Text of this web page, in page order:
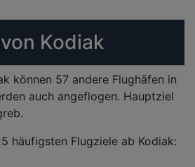
Kodiak
können 57 andere Flughäfen in
auch angeflogen. Hauptziel
häufigsten Flugziele ab Kodiak: